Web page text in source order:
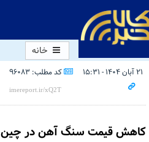
خانه
۲۱ آبان ۱۴۰۴ - ۱۵:۳۱ کد مطلب: 96083
کاهش قیمت سنگ آهن در چین